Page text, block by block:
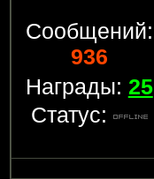
Сообщений:
936
Награды: 25
Статус: